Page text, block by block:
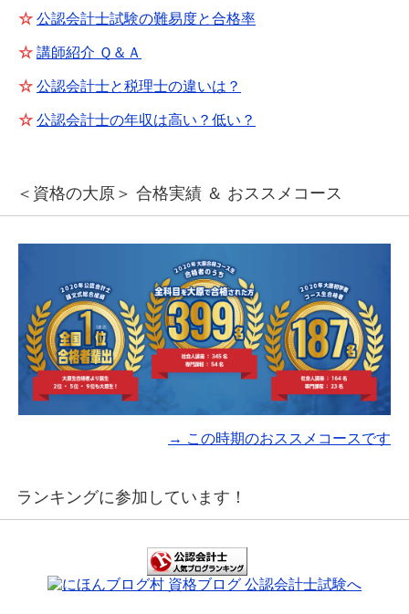
☆ 公認会計士試験の難易度と合格率
☆ 講師紹介 Ｑ＆Ａ
☆ 公認会計士と税理士の違いは？
☆ 公認会計士の年収は高い？低い？
＜資格の大原＞ 合格実績 ＆ おススメコース
→ この時期のおススメコースです
ランキングに参加しています！